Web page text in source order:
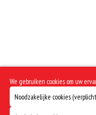
We gebruiken cookies om uw
Noodzakelijke cookies